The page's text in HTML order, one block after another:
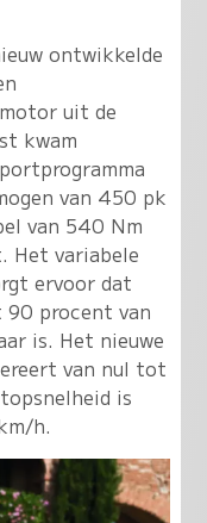
ontwikkelde
uit de
kwam
van 450 pk
van 540 Nm
Het variabele
ervoor dat
procent van
is. Het nieuwe
van nul tot
is
h.